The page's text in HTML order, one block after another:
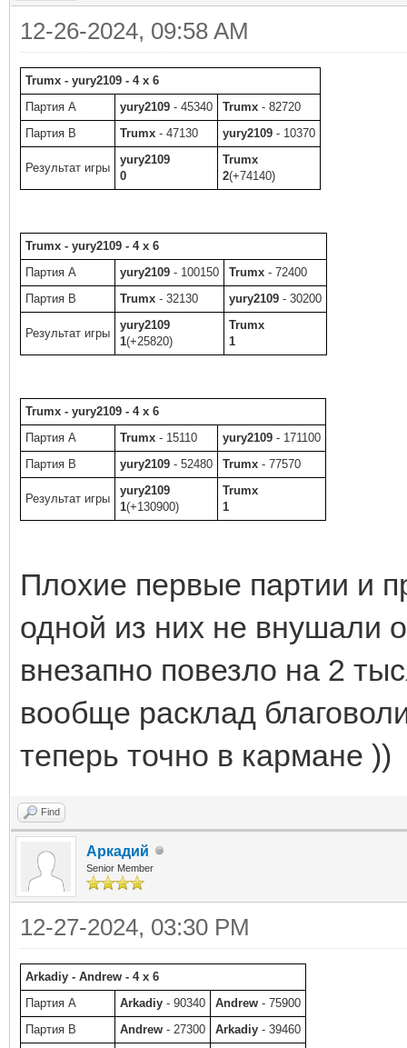
12-26-2024, 09:58 AM
Trumx - yury2109 - 4 x 6
Партия A
yury2109 - 45340 Trumx - 82720
Партия B
Trumx - 47130 yury2109 - 10370
Результат игры
yury2109
0
Trumx
2(+74140)
Trumx - yury2109 - 4 x 6
Партия A
yury2109 - 100150 Trumx - 72400
Партия B
Trumx - 32130 yury2109 - 30200
Результат игры
yury2109
1(+25820)
Trumx
1
Trumx - yury2109 - 4 x 6
Партия A
Trumx - 15110 yury2109 - 171100
Партия B
yury2109 - 52480 Trumx - 77570
Результат игры
yury2109
1(+130900)
Trumx
1
Плохие первые партии и
одной из них не внушали
внезапно повезло на 2
вообще расклад
теперь точно в кармане ))
Find
Аркадий
Senior Member
12-27-2024, 03:30 PM
Arkadiy - Andrew - 4 x 6
Партия A
Arkadiy - 90340 Andrew - 75900
Партия B
Andrew - 27300 Arkadiy - 39460